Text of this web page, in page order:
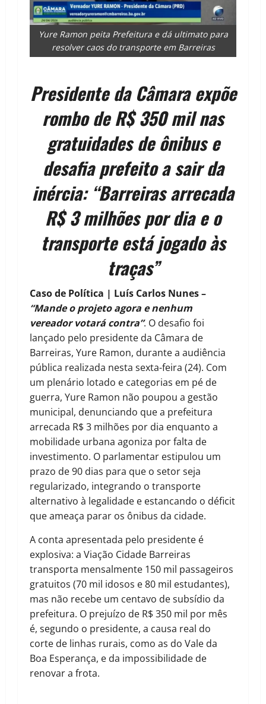
Yure Ramon peita Prefeitura e dá ultimato para
resolver caos do transporte em Barreiras
Presidente da Câmara expõe
rombo de R$ 350 mil nas
gratuidades de ônibus e
desafia prefeito a sair da
inércia: “Barreiras arrecada
R$ 3 milhões por dia e o
transporte está jogado às
traças”
Caso de Política | Luís Carlos Nunes –
“Mande o projeto agora e nenhum
vereador votará contra”. O desafio foi
lançado pelo presidente da Câmara de
Barreiras, Yure Ramon, durante a audiência
pública realizada nesta sexta-feira (24). Com
um plenário lotado e categorias em pé de
guerra, Yure Ramon não poupou a gestão
municipal, denunciando que a prefeitura
arrecada R$ 3 milhões por dia enquanto a
mobilidade urbana agoniza por falta de
investimento. O parlamentar estipulou um
prazo de 90 dias para que o setor seja
regularizado, integrando o transporte
alternativo à legalidade e estancando o déficit
que ameaça parar os ônibus da cidade.
A conta apresentada pelo presidente é
explosiva: a Viação Cidade Barreiras
transporta mensalmente 150 mil passageiros
gratuitos (70 mil idosos e 80 mil estudantes),
mas não recebe um centavo de subsídio da
prefeitura. O prejuízo de R$ 350 mil por mês
é, segundo o presidente, a causa real do
corte de linhas rurais, como as do Vale da
Boa Esperança, e da impossibilidade de
renovar a frota.